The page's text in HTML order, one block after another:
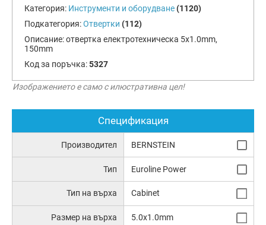
Категория: Инструменти и оборудване (1120)
Подкатегория:Отвертки (112)
Описание:отвертка електротехническа 5х1.0mm,
150mm
Код за поръчка:5327
Изображението е само с илюстративна цел!
Спецификация
Производител BERNSTEIN
Тип Euroline Power
Тип на върха Cabinet
Размер на върха 5.0x1.0mm